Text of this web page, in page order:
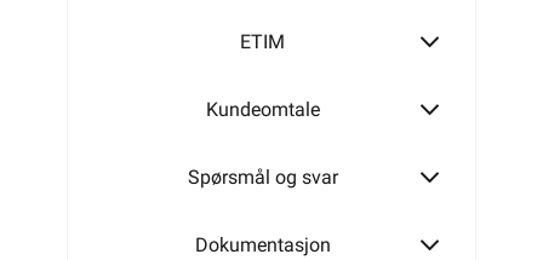
ETIM
Kundeomtale
Spørsmål og svar
Dokumentasjon